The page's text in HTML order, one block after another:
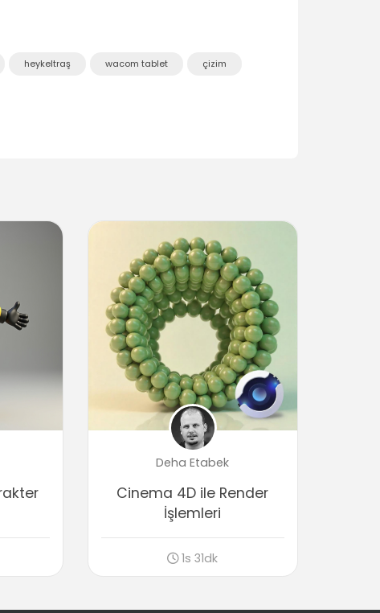
Pinch brush
00:53
Fill brush
00:37
Scrape brush
Erase brush
Sculpting Özellikleri
Maske kullanımı
01:55
Özel şekillerin kullanımı
Steady stroke
Sculpt simetrisi
heykeltraş wacom tablet çizim
Deha Etabek
Cinema 4D ile Render
İşlemleri
1s 31dk